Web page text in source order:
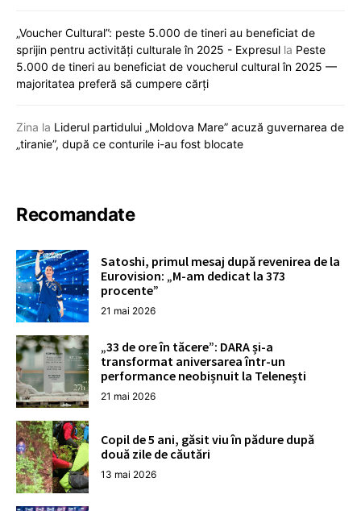
„Voucher Cultural”: peste 5.000 de tineri au beneficiat de
sprijin pentru activități culturale în 2025 - Expresul la Peste
5.000 de tineri au beneficiat de voucherul cultural în 2025 —
majoritatea preferă să cumpere cărți
Zina la Liderul partidului „Moldova Mare” acuză guvernarea de
„tiranie”, după ce conturile i-au fost blocate
Recomandate
Satoshi, primul mesaj după revenirea de la
Eurovision: „M-am dedicat la 373
procente”
21 mai 2026
„33 de ore în tăcere”: DARA și-a
transformat aniversarea într-un
performance neobișnuit la Telenești
21 mai 2026
Copil de 5 ani, găsit viu în pădure după
două zile de căutări
13 mai 2026